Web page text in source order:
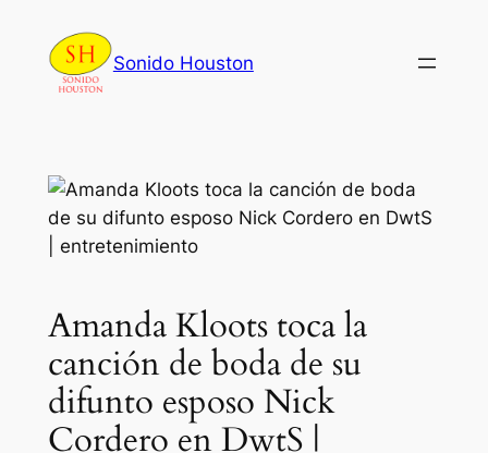
content
Sonido Houston
Amanda Kloots toca la
canción de boda de su
difunto esposo Nick
Cordero en DwtS |